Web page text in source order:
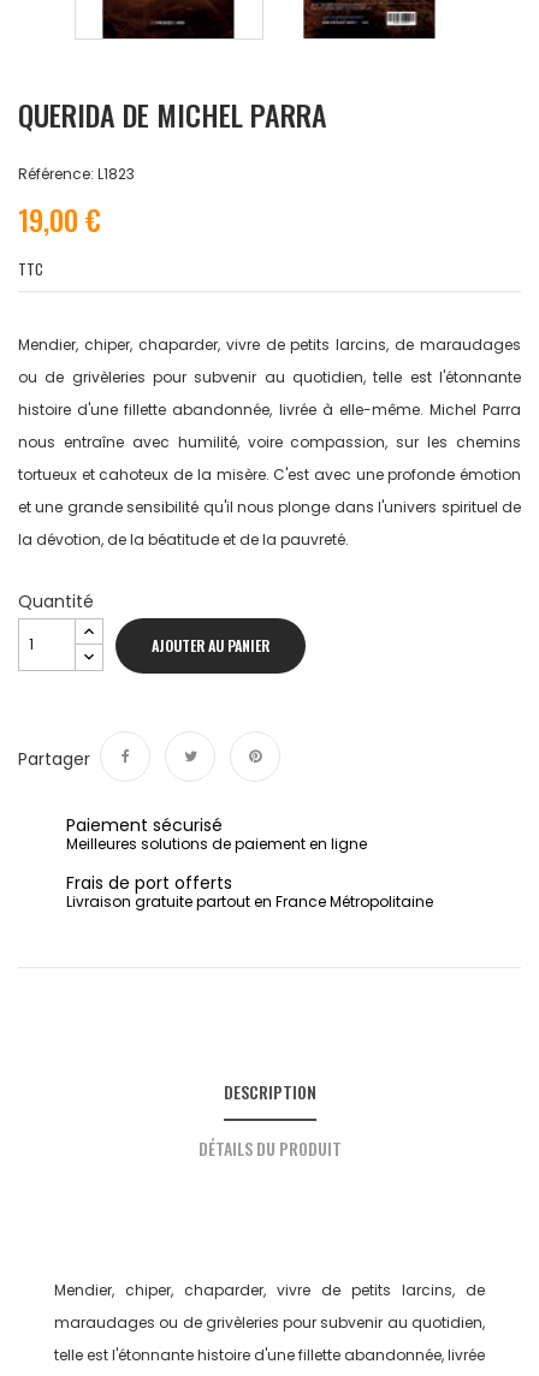
QUERIDA DE MICHEL PARRA
Référence: L1823
19,00 €
TTC
Mendier, chiper, chaparder, vivre de petits larcins, de maraudages
ou de grivèleries pour subvenir au quotidien, telle est l'étonnante
histoire d'une fillette abandonnée, livrée à elle-même. Michel Parra
nous entraîne avec humilité, voire compassion, sur les chemins
tortueux et cahoteux de la misère. C'est avec une profonde émotion
et une grande sensibilité qu'il nous plonge dans l'univers spirituel de
la dévotion, de la béatitude et de la pauvreté.
Quantité
AJOUTER AU PANIER
Partager
Paiement sécurisé
Meilleures solutions de paiement en ligne
Frais de port offerts
Livraison gratuite partout en France Métropolitaine
DESCRIPTION
DÉTAILS DU PRODUIT
Mendier, chiper, chaparder, vivre de petits larcins, de
maraudages ou de grivèleries pour subvenir au quotidien,
telle est l'étonnante histoire d'une fillette abandonnée, livrée